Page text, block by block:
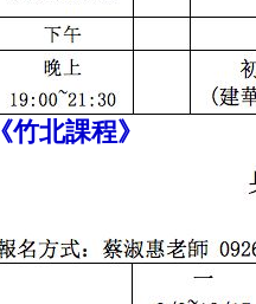
《竹北課程》